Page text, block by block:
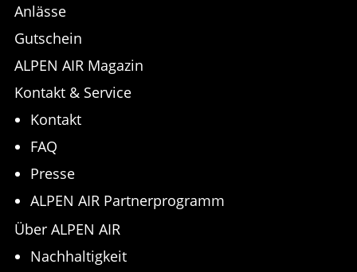
Anlässe
Gutschein
ALPEN AIR Magazin
Kontakt & Service
Kontakt
FAQ
Presse
ALPEN AIR Partnerprogramm
Über ALPEN AIR
Nachhaltigkeit